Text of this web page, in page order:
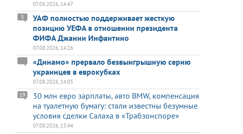
07.08.2026, 14:47
УАФ полностью поддерживает жесткую
позицию УЕФА в отношении президента
ФИФА Джанни Инфантино
5
07.08.2026, 14:26
«Динамо» прервало безвыигрышную серию
украинцев в еврокубках
07.08.2026, 14:05
30 млн евро зарплаты, авто BMW, компенсация
на туалетную бумагу: стали известны безумные
условия сделки Салаха в «Трабзонспоре»
19
07.08.2026, 13:44